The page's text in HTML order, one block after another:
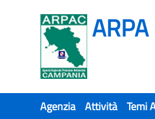
ARPA
Agenzia Attività Temi